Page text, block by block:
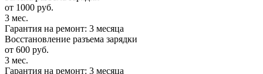
от 1000 руб.
3 мес.
Гарантия на ремонт: 3 месяца
Восстановление разъема зарядки
от 600 руб.
3 мес.
Гарантия на ремонт: 3 месяца